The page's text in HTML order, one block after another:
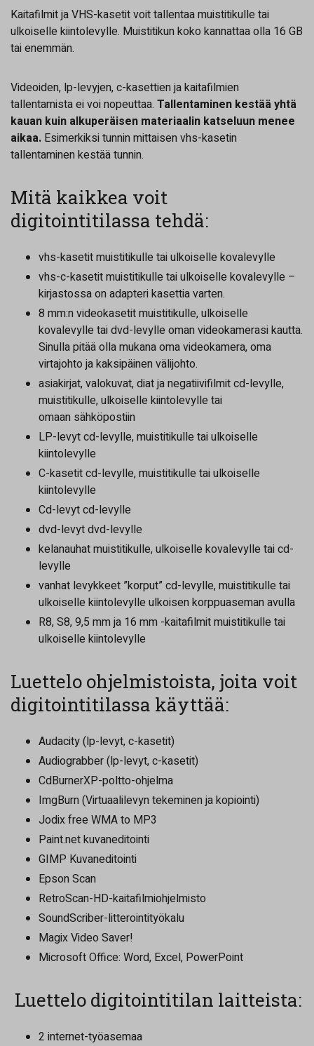
Kaitafilmit ja VHS-kasetit voit tallentaa muistitikulle tai
ulkoiselle kiintolevylle. Muistitikun koko kannattaa olla 16 GB
tai enemmän.
Videoiden, lp-levyjen, c-kasettien ja kaitafilmien
tallentamista ei voi nopeuttaa. Tallentaminen kestää yhtä
kauan kuin alkuperäisen materiaalin katseluun menee
aikaa. Esimerkiksi tunnin mittaisen vhs-kasetin
tallentaminen kestää tunnin.
Mitä kaikkea voit
digitointitilassa tehdä:
vhs-kasetit muistitikulle tai ulkoiselle kovalevylle
vhs-c-kasetit muistitikulle tai ulkoiselle kovalevylle –
kirjastossa on adapteri kasettia varten.
8 mm:n videokasetit muistitikulle, ulkoiselle
kovalevylle tai dvd-levylle oman videokamerasi kautta.
Sinulla pitää olla mukana oma videokamera, oma
virtajohto ja kaksipäinen välijohto.
asiakirjat, valokuvat, diat ja negatiivifilmit cd-levylle,
muistitikulle, ulkoiselle kiintolevylle tai
omaan sähköpostiin
LP-levyt cd-levylle, muistitikulle tai ulkoiselle
kiintolevylle
C-kasetit cd-levylle, muistitikulle tai ulkoiselle
kiintolevylle
Cd-levyt cd-levylle
dvd-levyt dvd-levylle
kelanauhat muistitikulle, ulkoiselle kovalevylle tai cd-
levylle
vanhat levykkeet ”korput” cd-levylle, muistitikulle tai
ulkoiselle kiintolevylle ulkoisen korppuaseman avulla
R8, S8, 9,5 mm ja 16 mm -kaitafilmit muistitikulle tai
ulkoiselle kiintolevylle
Luettelo ohjelmistoista, joita voit
digitointitilassa käyttää:
Audacity (lp-levyt, c-kasetit)
Audiograbber (lp-levyt, c-kasetit)
CdBurnerXP-poltto-ohjelma
ImgBurn (Virtuaalilevyn tekeminen ja kopiointi)
Jodix free WMA to MP3
Paint.net kuvaneditointi
GIMP Kuvaneditointi
Epson Scan
RetroScan-HD-kaitafilmiohjelmisto
SoundScriber-litterointityökalu
Magix Video Saver!
Microsoft Office: Word, Excel, PowerPoint
Luettelo digitointitilan laitteista:
2 internet-työasemaa